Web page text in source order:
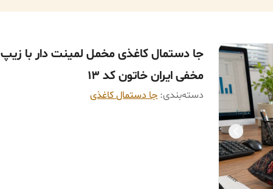
جا دستمال کاغذی مخمل لمینت دار با زیپ
مخفی ایران خاتون کد ۱۳
دسته‌بندی:جا دستمال کاغذی